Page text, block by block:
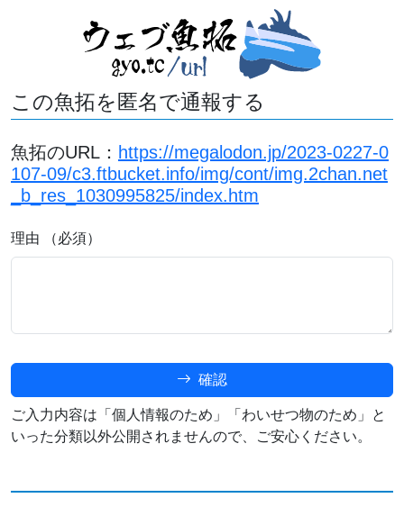
この魚拓を匿名で通報する
魚拓のURL： https://megalodon.jp/2023-0227-0
107-09/c3.ftbucket.info/img/cont/img.2chan.net
_b_res_1030995825/index.htm
理由 （必須）
確認
ご入力内容は「個人情報のため」「わいせつ物のため」と
いった分類以外公開されませんので、ご安心ください。